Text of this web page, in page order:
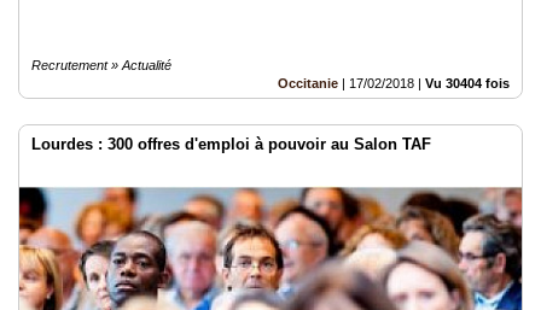
Recrutement » Actualité
Occitanie | 17/02/2018 | Vu 30404 fois
Lourdes : 300 offres d'emploi à pouvoir au Salon TAF